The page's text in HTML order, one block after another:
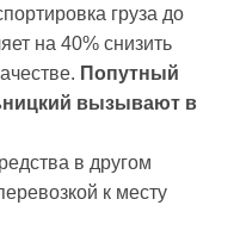
груза до
на 40% снизить
Попутный
вызывают в
в другом
к месту